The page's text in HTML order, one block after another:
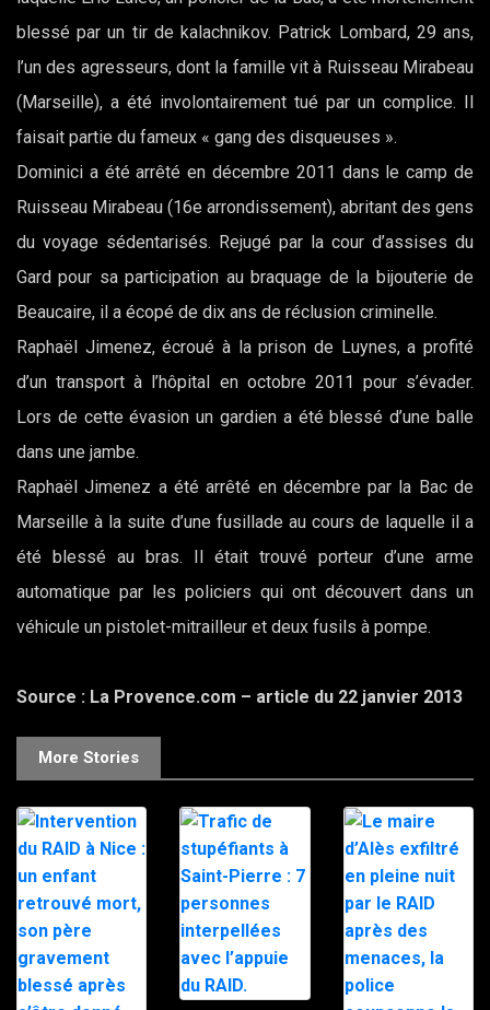
blessé par un tir de kalachnikov. Patrick Lombard, 29 ans,
l’un des agresseurs, dont la famille vit à Ruisseau Mirabeau
(Marseille), a été involontairement tué par un complice. Il
faisait partie du fameux « gang des disqueuses ».
Dominici a été arrêté en décembre 2011 dans le camp de
Ruisseau Mirabeau (16e arrondissement), abritant des gens
du voyage sédentarisés. Rejugé par la cour d’assises du
Gard pour sa participation au braquage de la bijouterie de
Beaucaire, il a écopé de dix ans de réclusion criminelle.
Raphaël Jimenez, écroué à la prison de Luynes, a profité
d’un transport à l’hôpital en octobre 2011 pour s’évader.
Lors de cette évasion un gardien a été blessé d’une balle
dans une jambe.
Raphaël Jimenez a été arrêté en décembre par la Bac de
Marseille à la suite d’une fusillade au cours de laquelle il a
été blessé au bras. Il était trouvé porteur d’une arme
automatique par les policiers qui ont découvert dans un
véhicule un pistolet-mitrailleur et deux fusils à pompe.
Source : La Provence.com – article du 22 janvier 2013
More Stories